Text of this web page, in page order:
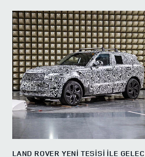
LAND ROVER YENİ TESİSİ İLE